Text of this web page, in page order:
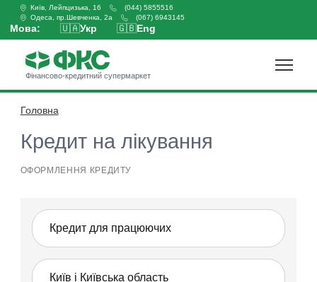
Київ, Лейпцизька, 16
(044) 5855516
Одеса, пр.Шевченка, 2а
(067) 6943145
Мова: 🇺🇦Укр 🇬🇧Eng
Фінансово-кредитний супермаркет
Головна
Кредит на лікування
ОФОРМЛЕННЯ КРЕДИТУ